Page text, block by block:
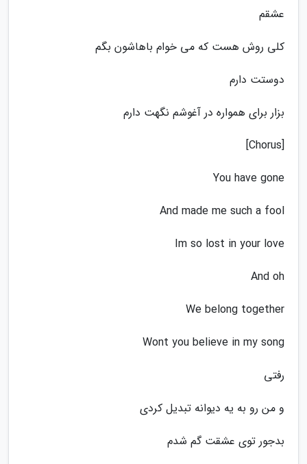
عشقم
کلی روش هست که می خوام باهاشون بگم
دوستت دارم
بزار برای همواره در آغوشم نگهت دارم
[Chorus]
You have gone
And made me such a fool
Im so lost in your love
And oh
We belong together
Wont you believe in my song
رفتی
و من رو به یه دیوانه تبدیل کردی
بدجور توی عشقت گم شدم